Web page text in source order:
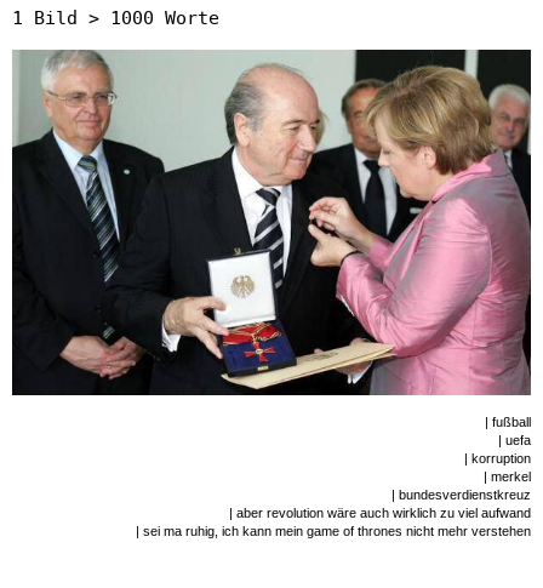
1 Bild > 1000 Worte
| fußball
| uefa
| korruption
| merkel
| bundesverdienstkreuz
| aber revolution wäre auch wirklich zu viel aufwand
| sei ma ruhig, ich kann mein game of thrones nicht mehr verstehen